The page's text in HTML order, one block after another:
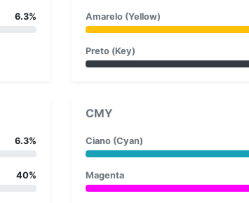
6.3% Amarelo (Yellow)
Preto (Key)
6.3%
40%
CMY
Ciano (Cyan)
Magenta